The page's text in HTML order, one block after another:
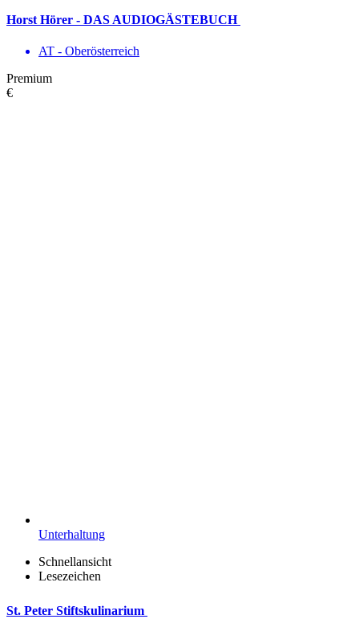
Horst Hörer - DAS AUDIOGÄSTEBUCH
AT - Ober­österreich
Premium
€
Unterhaltung
Schnellansicht
Lesezeichen
St. Peter Stiftskulinarium